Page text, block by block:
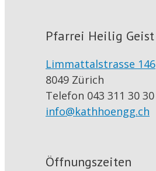
Pfarrei Heilig Geist
Limmattalstrasse 146
8049 Zürich
Telefon 043 311 30 30
info@kathhoengg.ch
Öffnungszeiten